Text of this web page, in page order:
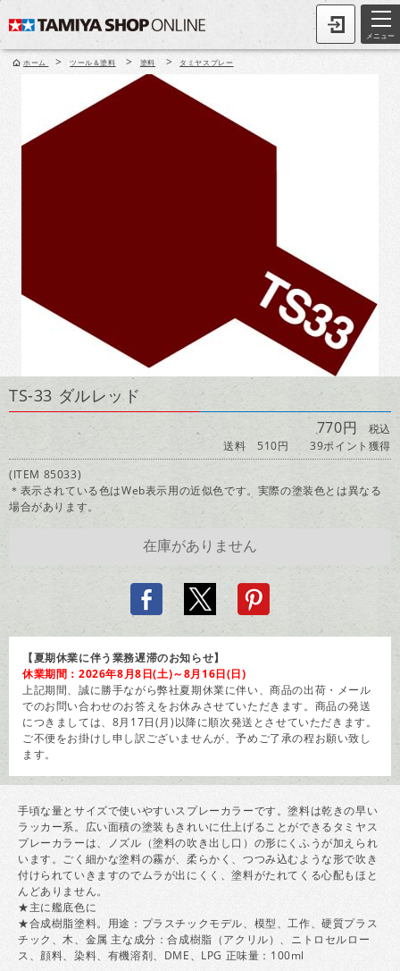
メニュー
ホーム > ツール＆塗料 > 塗料 > タミヤスプレー
TS-33 ダルレッド
770円 税込
送料 510円
39ポイント獲得
(ITEM 85033)
＊表示されている色はWeb表示用の近似色です。実際の塗装色とは異なる
場合があります。
【夏期休業に伴う業務遅滞のお知らせ】
休業期間：2026年8月8日(土)～8月16日(日)
上記期間、誠に勝手ながら弊社夏期休業に伴い、商品の出荷・メール
でのお問い合わせのお答えをお休みさせていただきます。商品の発送
につきましては、8月17日(月)以降に順次発送とさせていただきます。
ご不便をお掛けし申し訳ございませんが、予めご了承の程お願い致し
ます。
手頃な量とサイズで使いやすいスプレーカラーです。塗料は乾きの早い
ラッカー系。広い面積の塗装もきれいに仕上げることができるタミヤス
プレーカラーは、ノズル（塗料の吹き出し口）の形にくふうが加えられ
います。ごく細かな塗料の霧が、柔らかく、つつみ込むような形で吹き
付けられていきますのでムラが出にくく、塗料がたれてくる心配もほと
んどありません。
★主に艦底色に
★合成樹脂塗料。用途：プラスチックモデル、模型、工作、硬質プラス
チック、木、金属 主な成分：合成樹脂（アクリル）、ニトロセルロー
ス、顔料、染料、有機溶剤、DME、LPG 正味量：100ml